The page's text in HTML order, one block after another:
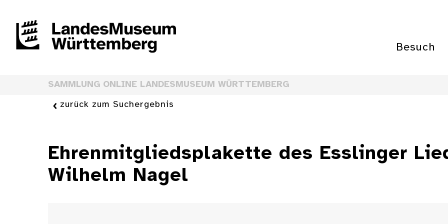
Besuch
SAMMLUNG ONLINE LANDESMUSEUM WÜRTTEMBERG
zurück zum Suchergebnis
Ehrenmitgliedsplakette des Esslinger
Wilhelm Nagel